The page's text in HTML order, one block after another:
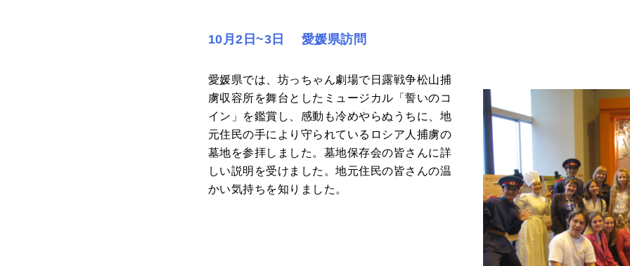
10月2日~3日 愛媛県訪問
愛媛県では、坊っちゃん劇場で日露戦争松山捕
虜収容所を舞台としたミュージカル「誓いのコ
イン」を鑑賞し、感動も冷めやらぬうちに、地
元住民の手により守られているロシア人捕虜の
墓地を参拝しました。墓地保存会の皆さんに詳
しい説明を受けました。地元住民の皆さんの温
かい気持ちを知りました。